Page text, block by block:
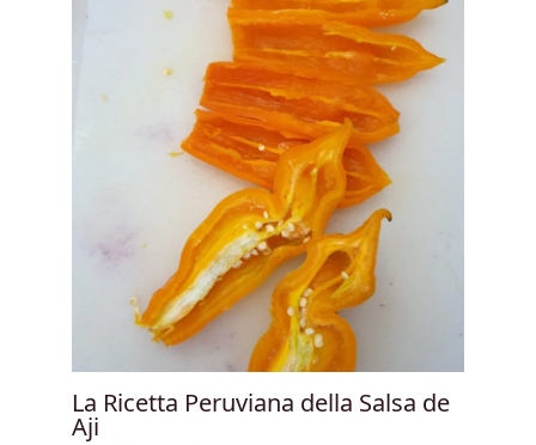
La Ricetta Peruviana della Salsa de
Aji